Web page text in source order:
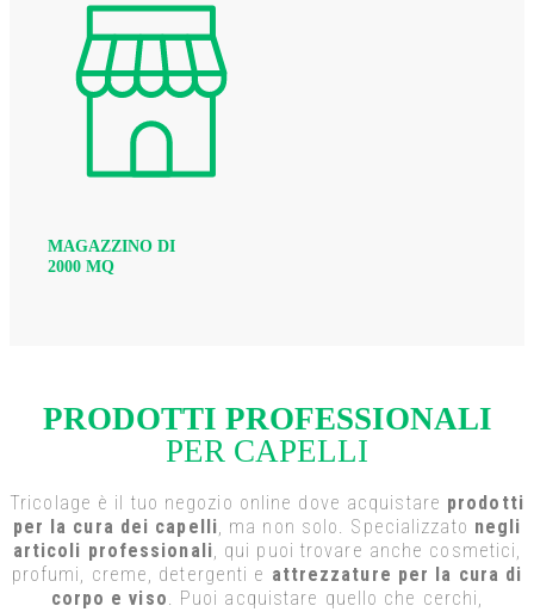
MAGAZZINO DI
2000 MQ
PRODOTTI PROFESSIONALI
PER CAPELLI
Tricolage è il tuo negozio online dove acquistare prodotti
per la cura dei capelli, ma non solo. Specializzato negli
articoli professionali, qui puoi trovare anche cosmetici,
profumi, creme, detergenti e attrezzature per la cura di
corpo e viso. Puoi acquistare quello che cerchi,